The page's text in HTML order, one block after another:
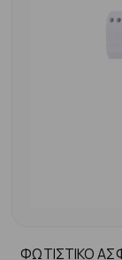
ΦΩΤΙΣΤΙΚΟ